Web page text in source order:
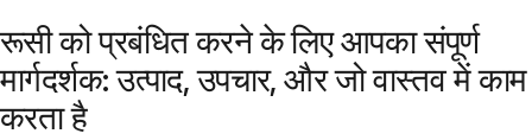
रूसी को प्रबंधित करने के लिए आपका संपूर्ण
मार्गदर्शक: उत्पाद, उपचार, और जो वास्तव में काम
करता है